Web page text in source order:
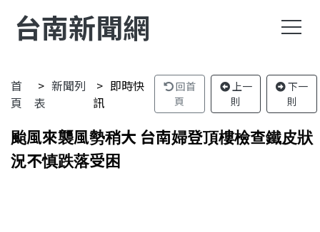
台南新聞網
首
頁
新聞列
表
即時快
訊
回首
頁
上一
則
下一
則
颱風來襲風勢稍大 台南婦登頂樓檢查鐵皮狀
況不慎跌落受困